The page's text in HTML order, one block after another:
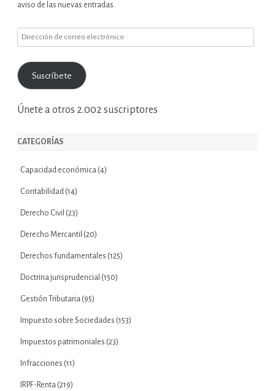
aviso de las nuevas entradas.
Dirección
correo
electrónico
Suscríbete
Únete a otros 2.002 suscriptores
CATEGORÍAS
Capacidad económica (4)
Contabilidad (14)
Derecho Civil (23)
Derecho Mercantil (20)
Derechos fundamentales (125)
Doctrina jurisprudencial (150)
Gestión Tributaria (95)
Impuesto sobre Sociedades (153)
Impuestos patrimoniales (23)
Infracciones (11)
IRPF-Renta (219)